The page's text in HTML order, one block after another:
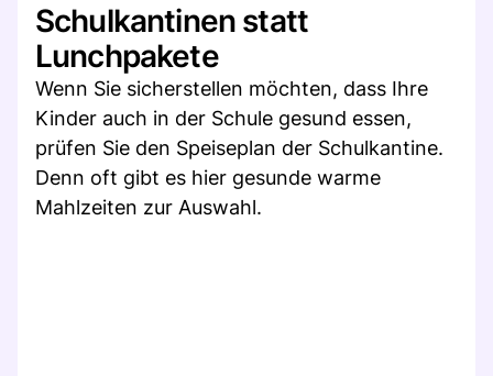
Schulkantinen statt
Lunchpakete
Wenn Sie sicherstellen möchten, dass Ihre
Kinder auch in der Schule gesund essen,
prüfen Sie den Speiseplan der Schulkantine.
Denn oft gibt es hier gesunde warme
Mahlzeiten zur Auswahl.